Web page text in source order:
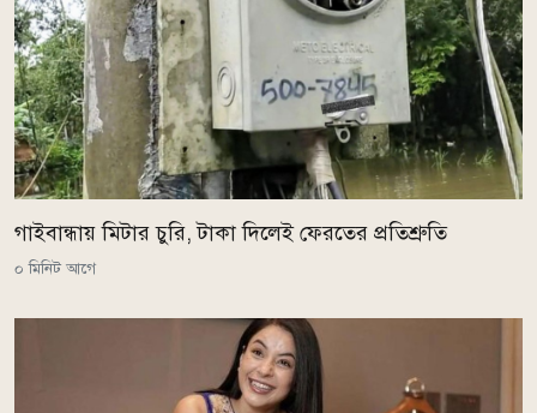
গাইবান্ধায় মিটার চুরি, টাকা দিলেই ফেরতের প্রতিশ্রুতি
০ মিনিট আগে